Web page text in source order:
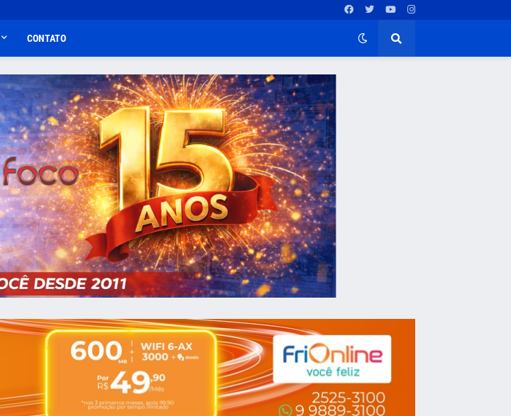
CONTATO